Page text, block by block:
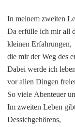
in
my
life
In meinem zweiten
Da erfülle ich mir all
kleinen Erfahrungen,
die mir der Weg des
Dabei werde ich
vor allen Dingen
So viele Abenteuer
Im zweiten Leben
Dessichgehörens,